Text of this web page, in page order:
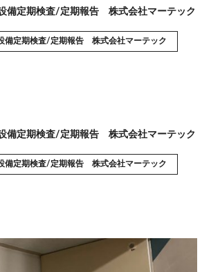
備定期検査/定期報告 株式会社マーテック
備定期検査/定期報告 株式会社マーテック
備定期検査/定期報告 株式会社マーテック
備定期検査/定期報告 株式会社マーテック